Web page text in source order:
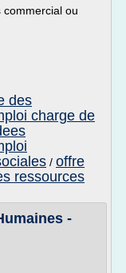
commercial ou
des
charge de
/ offre
ressources
-